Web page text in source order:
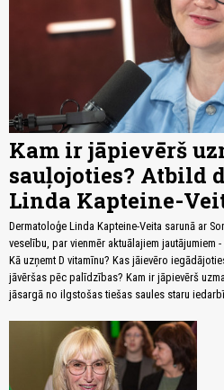
Kam ir jāpievērš
sauļojoties? Atbild
Linda Kapteine-
Dermatoloģe Linda Kapteine-Veita sarunā ar
veselību, par vienmēr aktuālajiem jautājumiem
Kā uzņemt D vitamīnu? Kas jāievēro
jāvēršas pēc palīdzības? Kam ir jāpievērš
jāsargā no ilgstošas tiešas saules staru